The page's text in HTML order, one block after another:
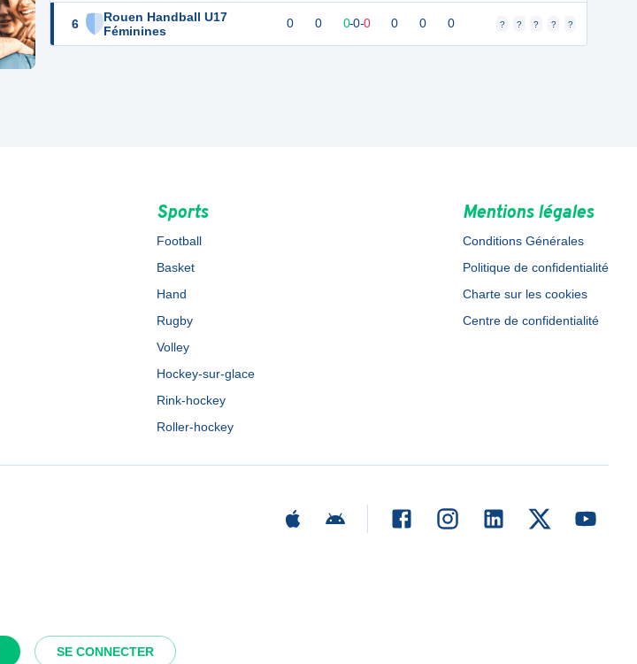
SE CONNECTER
6
Rouen Handball U17
Féminines
0 0 0-0-0 0 0 0 ? ? ? ? ?
Sports
Football
Basket
Hand
Rugby
Volley
Hockey-sur-glace
Rink-hockey
Roller-hockey
Mentions légales
Conditions Générales
Politique de confidentialité
Charte sur les cookies
Centre de confidentialité